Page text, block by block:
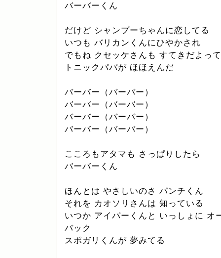
バーバーくん
だけど シャンプーちゃんに恋してる
いつも バリカンくんにひやかされ
でもね クセッケさんも すてきだよって
トニックパパが ほほえんだ
バーバー（バーバー）
バーバー（バーバー）
バーバー（バーバー）
バーバー（バーバー）
こころもアタマも さっぱりしたら
バーバーくん
ほんとは やさしいのさ パンチくん
それを カオソリさんは 知っている
いつか アイパーくんと いっしょに オ
バック
スポガリくんが 夢みてる